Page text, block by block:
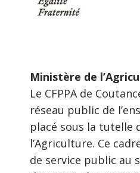
Ministère de
Le CFPPA de
réseau public de
placé sous la tutelle
l’Agriculture. Ce
de service public au